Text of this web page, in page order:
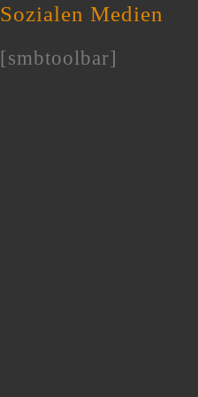
Sozialen Medien
[smbtoolbar]